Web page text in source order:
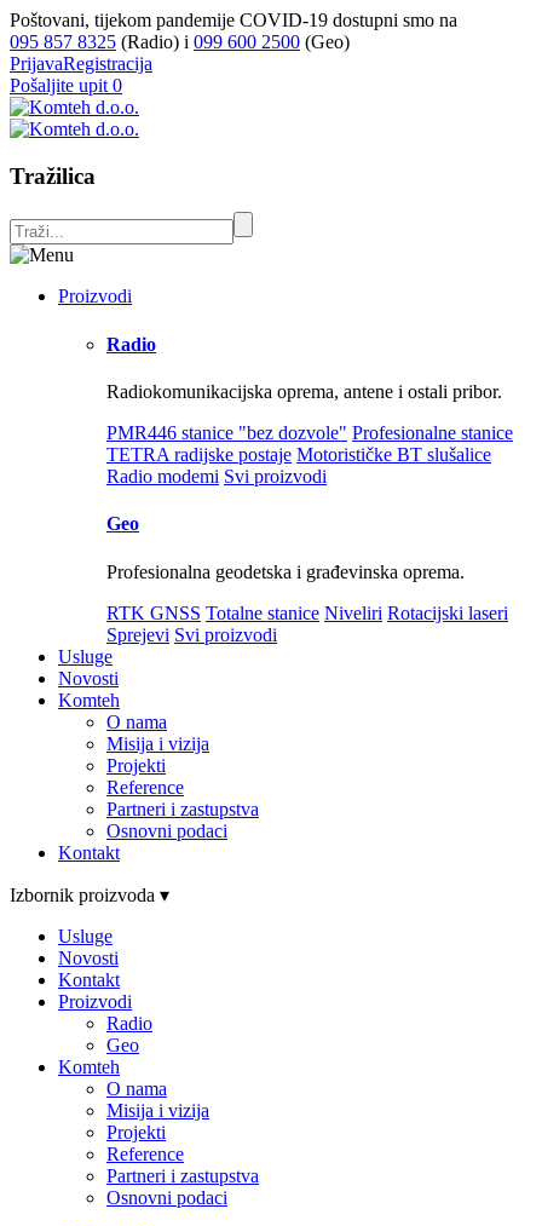
Poštovani, tijekom pandemije COVID-19 dostupni smo na
095 857 8325 (Radio) i 099 600 2500 (Geo)
PrijavaRegistracija
Pošaljite upit 0
Tražilica
Proizvodi
Radio
Radiokomunikacijska oprema, antene i ostali pribor.
PMR446 stanice "bez dozvole" Profesionalne stanice
TETRA radijske postaje Motorističke BT slušalice
Radio modemi Svi proizvodi
Geo
Profesionalna geodetska i građevinska oprema.
RTK GNSS Totalne stanice Niveliri Rotacijski laseri
Sprejevi Svi proizvodi
Usluge
Novosti
Komteh
O nama
Misija i vizija
Projekti
Reference
Partneri i zastupstva
Osnovni podaci
Kontakt
Izbornik proizvoda ▾
Usluge
Novosti
Kontakt
Proizvodi
Radio
Geo
Komteh
O nama
Misija i vizija
Projekti
Reference
Partneri i zastupstva
Osnovni podaci